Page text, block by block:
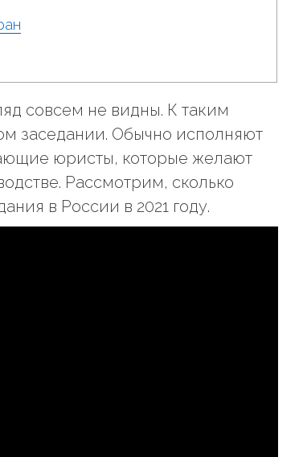
совсем не видны. К таким
заседании. Обычно исполняют
юристы, которые желают
Рассмотрим, сколько
в России в 2021 году.